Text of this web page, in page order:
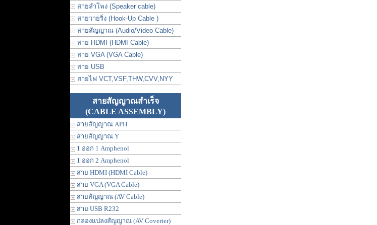
สายลำโพง (Speaker cable)
สายวายริ่ง (Hook-Up Cable )
สายสัญญาณ (Audio/Video Cable)
สาย HDMI (HDMI Cable)
สาย VGA (VGA Cable)
สาย USB
สายไฟ VCT,VSF,THW,CVV,NYY
สายสัญญาณสำเร็จ
(CABLE ASSEMBLY)
สายสัญญาณ APH
สายสัญญาณ Y
1 ออก 1 Amphenol
1 ออก 2 Amphenol
สาย HDMI (HDMI Cable)
สาย VGA (VGA Cable)
สายสัญญาณ (AV Cable)
สาย USB R232
กล่องแปลงสัญญาณ (AV Coverter)